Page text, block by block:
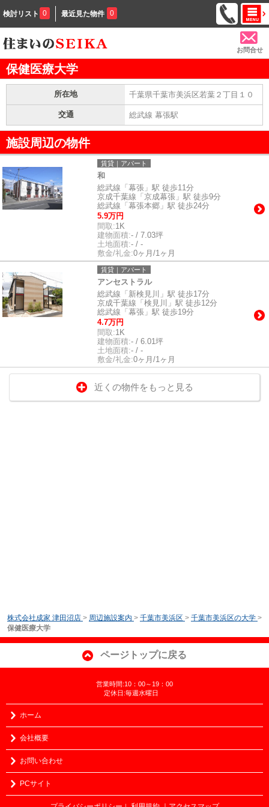
検討リスト 0 最近見た物件 0
お問合せ
保健医療大学
所在地 千葉県千葉市美浜区若葉２丁目１０
交通 総武線 幕張駅
施設周辺の物件
賃貸｜アパート
和
総武線「幕張」駅 徒歩11分
京成千葉線「京成幕張」駅 徒歩9分
総武線「幕張本郷」駅 徒歩24分
5.9万円
間取:1K
建物面積:- / 7.03坪
土地面積:- / -
敷金/礼金:0ヶ月/1ヶ月
賃貸｜アパート
アンセストラル
総武線「新検見川」駅 徒歩17分
京成千葉線「検見川」駅 徒歩12分
総武線「幕張」駅 徒歩19分
4.7万円
間取:1K
建物面積:- / 6.01坪
土地面積:- / -
敷金/礼金:0ヶ月/1ヶ月
近くの物件をもっと見る
株式会社成家 津田沼店 > 周辺施設案内 > 千葉市美浜区 > 千葉市美浜区の大学 >
保健医療大学
ページトップに戻る
営業時間:10：00～19：00
定休日:毎週水曜日
ホーム
会社概要
お問い合わせ
PCサイト